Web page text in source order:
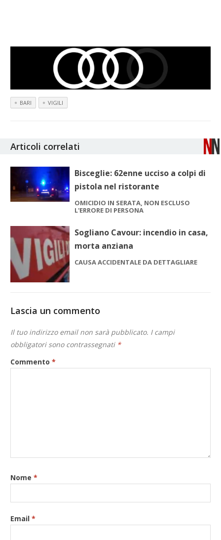
BARI VIGILI
Articoli correlati
Bisceglie: 62enne ucciso a colpi di
pistola nel ristorante
OMICIDIO IN SERATA, NON ESCLUSO
L'ERRORE DI PERSONA
Sogliano Cavour: incendio in casa,
morta anziana
CAUSA ACCIDENTALE DA DETTAGLIARE
Lascia un commento
Il tuo indirizzo email non sarà pubblicato. I campi
obbligatori sono contrassegnati *
Commento*
Nome*
Email*